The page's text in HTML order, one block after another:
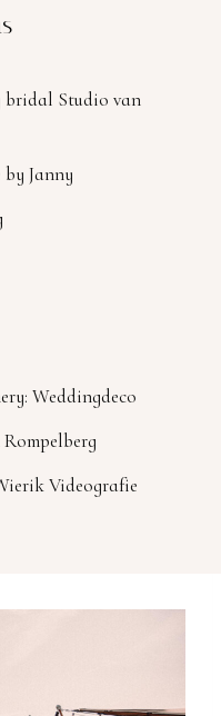
bridal Studio van
Janny
Weddingdeco
Videografie